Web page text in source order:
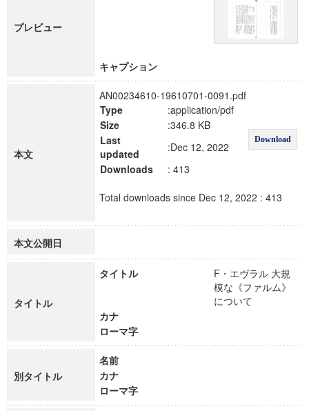
プレビュー
キャプション
本文
AN00234610-19610701-0091.pdf
Type
:application/pdf
Download
Size
:346.8 KB
Last
updated
:Dec 12, 2022
Downloads
: 413
Total downloads since Dec 12, 2022 : 413
本文公開日
タイトル
タイトル
F・エヴラル 大規
模な《ファルム》
について
カナ
ローマ字
別タイトル
名前
カナ
ローマ字